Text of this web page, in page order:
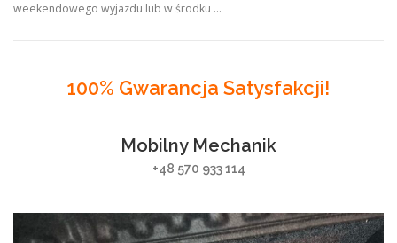
weekendowego wyjazdu lub w środku …
100% Gwarancja Satysfakcji!
Mobilny Mechanik
+48 570 933 114